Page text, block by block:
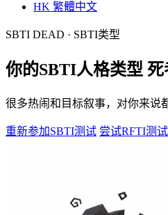
HK 繁體中文
SBTI DEAD · SBTI类型
你的SBTI人格类型 死
很多热闹和目标叙事，对你来说
重新参加SBTI测试 尝试RFTI测试